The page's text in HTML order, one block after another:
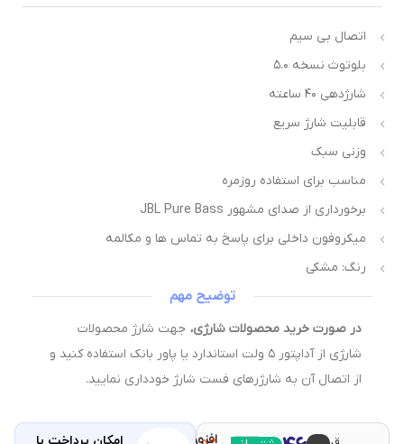
اتصال بی سیم
بلوتوث نسخه ۵.۰
شارژدهی ۴۰ ساعته
قابلیت شارژ سریع
وزنی سبک
مناسب برای استفاده‌ روزمره
برخورداری از صدای مشهور JBL Pure Bass
میکروفون داخلی برای پاسخ به تماس ها و مکالمه
رنگ: مشکی
توضیح مهم
در صورت خرید محصولات شارژی،جهت شارژ محصولات
شارژی از آداپتور ۵ ولت استاندارد یا پاور بانک استفاده کنید و
از اتصال آن به شارژرهای فست شارژ خودداری نمایید.
افزودن
امکان پرداخت با